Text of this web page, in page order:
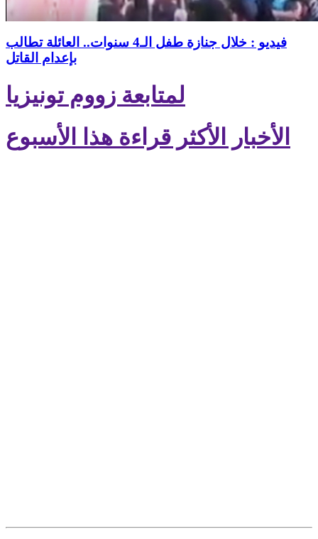
فيديو : خلال جنازة طفل الـ4 سنوات.. العائلة تطالب
بإعدام القاتل
لمتابعة زووم تونيزيا
الأخبار الأكثر قراءة هذا الأسبوع